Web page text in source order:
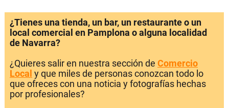
¿Tienes una tienda, un bar, un restaurante o un
local comercial en Pamplona o alguna localidad
de Navarra?
¿Quieres salir en nuestra sección de Comercio
Local y que miles de personas conozcan todo lo
que ofreces con una noticia y fotografías hechas
por profesionales?